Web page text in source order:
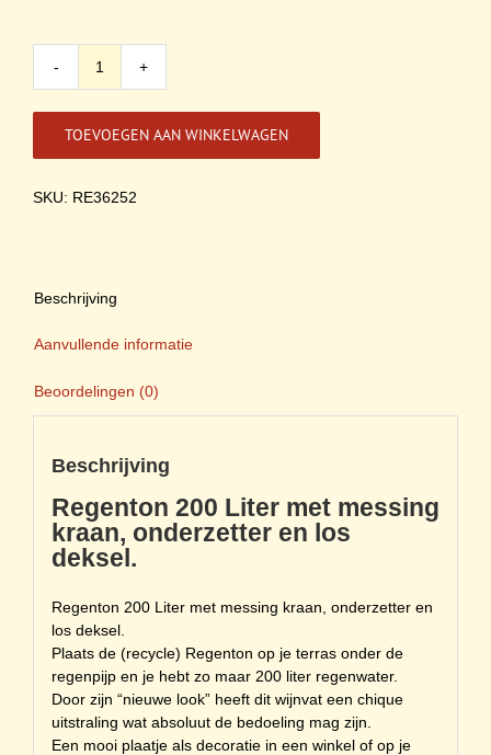
Eikenhouten
Liter
messing
deksel
TOEVOEGEN AAN WINKELWAGEN
SKU: RE36252
Beschrijving
Aanvullende informatie
Beoordelingen (0)
Beschrijving
Regenton 200 Liter met messing
kraan, onderzetter en los
deksel.
Regenton 200 Liter met messing kraan, onderzetter en
los deksel.
Plaats de (recycle) Regenton op je terras onder de
regenpijp en je hebt zo maar 200 liter regenwater.
Door zijn “nieuwe look” heeft dit wijnvat een chique
uitstraling wat absoluut de bedoeling mag zijn.
Een mooi plaatje als decoratie in een winkel of op je